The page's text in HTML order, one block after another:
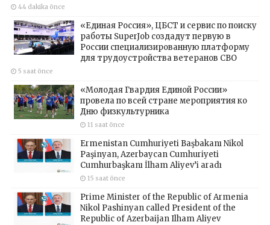
44 dakika önce
«Единая Россия», ЦБСТ и сервис по поиску
работы SuperJob создадут первую в
России специализированную платформу
для трудоустройства ветеранов СВО
5 saat önce
«Молодая Гвардия Единой России»
провела по всей стране мероприятия ко
Дню физкультурника
11 saat önce
Ermenistan Cumhuriyeti Başbakanı Nikol
Paşinyan, Azerbaycan Cumhuriyeti
Cumhurbaşkanı İlham Aliyev’i aradı
15 saat önce
Prime Minister of the Republic of Armenia
Nikol Pashinyan called President of the
Republic of Azerbaijan Ilham Aliyev